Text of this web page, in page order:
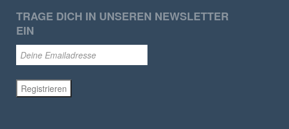
TRAGE DICH IN UNSEREN NEWSLETTER
EIN